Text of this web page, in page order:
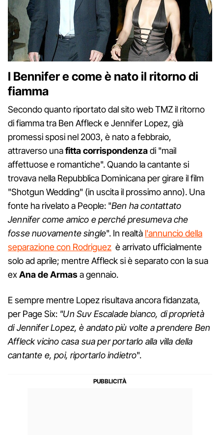
I Bennifer e come è nato il ritorno di
fiamma
Secondo quanto riportato dal sito web TMZ il ritorno
di fiamma tra Ben Affleck e Jennifer Lopez, già
promessi sposi nel 2003, è nato a febbraio,
attraverso unafitta corrispondenzadi "mail
affettuose e romantiche". Quando la cantante si
trovava nella Repubblica Dominicana per girare il film
"Shotgun Wedding" (in uscita il prossimo anno). Una
fonte ha rivelato a People: "Ben ha contattato
Jennifer come amico e perché presumeva che
fosse nuovamente single". In realtà l'annuncio della
separazione con Rodriguez è arrivato ufficialmente
solo ad aprile; mentre Affleck si è separato con la sua
exAna de Armasa gennaio.
E sempre mentre Lopez risultava ancora fidanzata,
per Page Six: "Un Suv Escalade bianco, di proprietà
di Jennifer Lopez, è andato più volte a prendere Ben
Affleck vicino casa sua per portarlo alla villa della
cantante e, poi, riportarlo indietro".